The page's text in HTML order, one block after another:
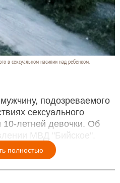
в сексуальном насилии над ребенком.
подозреваемого
сексуального
10-летней девочки. Об
МВД "Бийское".
полностью